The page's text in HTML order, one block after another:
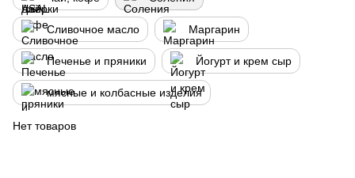
Сливочное масло Маргарин
Печенье и пряники Йогурт и крем сыр
мясные и колбасные изделия
Нет товаров